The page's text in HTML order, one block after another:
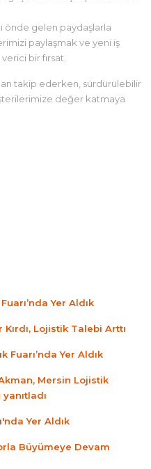
önde gelen paydaşlarla
paylaşmak ve yeni iş
bir fırsat.
takip ederken, sürdürülebilir
değer katmaya
Yer Aldık
Kırdı, Lojistik Talebi Arttı
Fuarı’nda Yer Aldık
Mersin Lojistik
Yer Aldık
Büyümeye Devam